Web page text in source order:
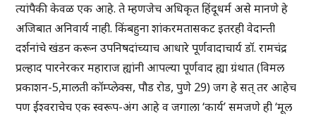
त्यांपैकी केवळ एक आहे. ते म्हणजेच अधिकृत हिंदूधर्म असे मानणे हे
अजिबात अनिवार्य नाही. किंबहुना शांकरमतासकट इतरही वेदान्ती
दर्शनांचे खंडन करून उपनिषदांच्याच आधारे पूर्णवादाचार्य डॉ. रामचंद्र
प्रल्हाद पारनेरकर महाराज ह्यांनी आपल्या पूर्णवाद ह्या ग्रंथात (विमल
प्रकाशन-5,मालती कॉम्प्लेक्स, पौड रोड, पुणे 29) जग हे सत् तर आहेच
पण ईश्वराचेच एक स्वरूप-अंग आहे व जगाला ‘कार्य’ समजणे ही ‘मूल